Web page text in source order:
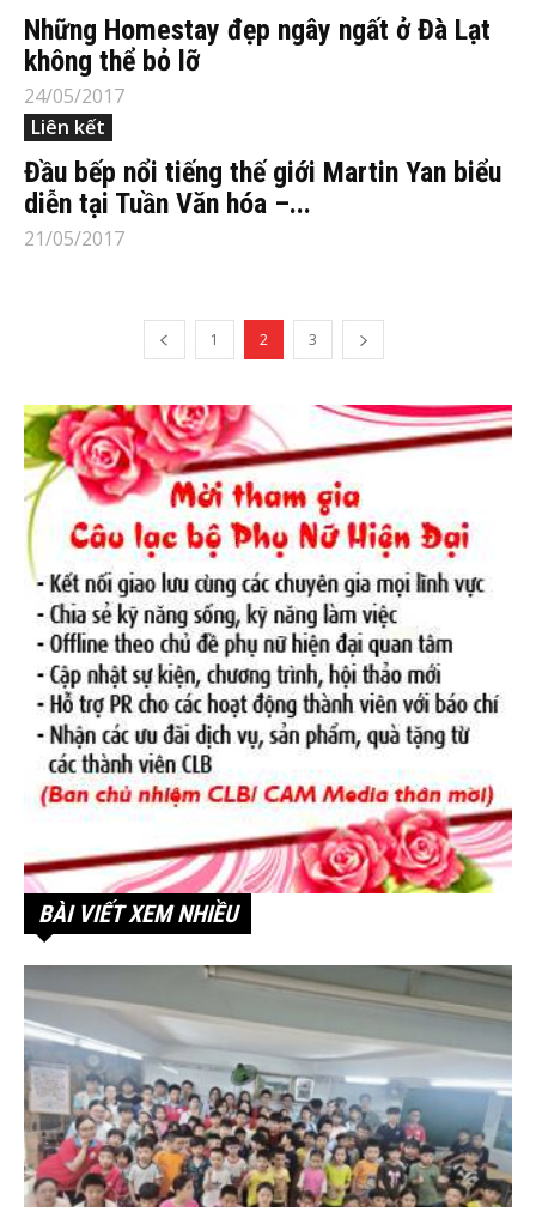
Những Homestay đẹp ngây ngất ở Đà Lạt
không thể bỏ lỡ
24/05/2017
Liên kết
Đầu bếp nổi tiếng thế giới Martin Yan biểu
diễn tại Tuần Văn hóa –...
21/05/2017
1 2 3
BÀI VIẾT XEM NHIỀU